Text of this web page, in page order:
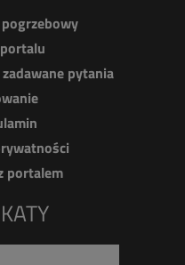
pytania
portalem